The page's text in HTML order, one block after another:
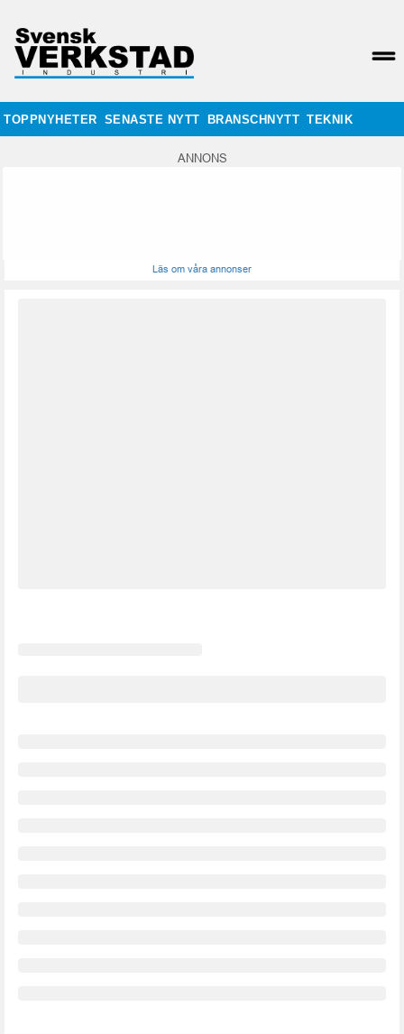
TOPPNYHETER SENASTE NYTT BRANSCHNYTT TEKNIK
ANNONS
Läs om våra annonser